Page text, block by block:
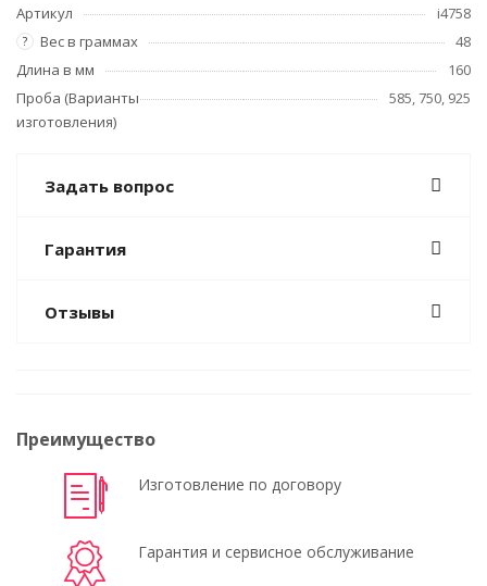
Артикул i4758
? Вес в граммах
48
Длина в мм
160
Проба (Варианты
изготовления)
585, 750, 925
Задать вопрос
Гарантия
Отзывы
Преимущество
Изготовление по договору
Гарантия и сервисное обслуживание